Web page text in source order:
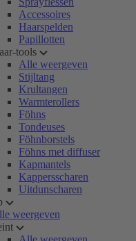
Accessoires
Haarspelden
Papillotten
tools
Alle weergeven
Stijltang
Krultangen
Warmterollers
Föhns
Tondeuses
Föhnborstels
Föhns met diffuser
Kapmantels
Kappersscharen
Uitdunscharen
weergeven